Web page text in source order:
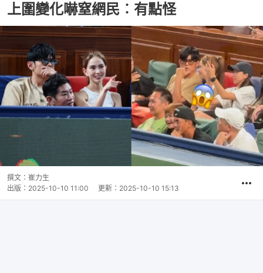
上圍變化嚇窒網民︰有點怪
撰文： 崔力生
出版： 2025-10-10 11:00 更新： 2025-10-10 15:13